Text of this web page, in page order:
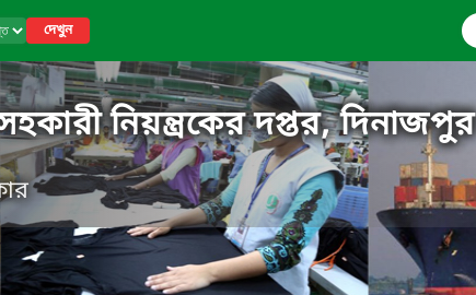
দেখুন
নিয়ন্ত্রকের দপ্তর, দিনাজপুর